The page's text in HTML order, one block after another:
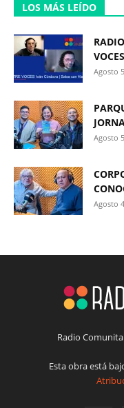
LOS MÁS LEÍDO
Agosto
Agosto
Agosto
Radio
Esta obra está